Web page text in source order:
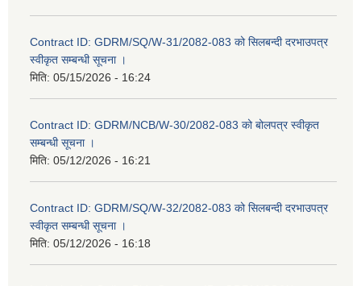
Contract ID: GDRM/SQ/W-31/2082-083 को सिलबन्दी दरभाउपत्र
स्वीकृत सम्बन्धी सूचना ।
मिति: 05/15/2026 - 16:24
Contract ID: GDRM/NCB/W-30/2082-083 को बोलपत्र स्वीकृत
सम्बन्धी सूचना ।
मिति: 05/12/2026 - 16:21
Contract ID: GDRM/SQ/W-32/2082-083 को सिलबन्दी दरभाउपत्र
स्वीकृत सम्बन्धी सूचना ।
मिति: 05/12/2026 - 16:18